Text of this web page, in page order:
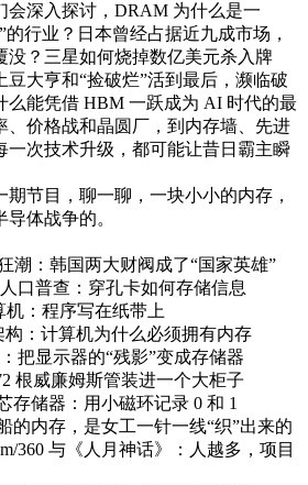
会深入探讨，DRAM 为什么是一
的行业？日本曾经占据近九成市场，
没？三星如何烧掉数亿美元杀入牌
豆大亨和“捡破烂”活到最后，濒临破
么能凭借 HBM 一跃成为 AI 时代的最
、价格战和晶圆厂，到内存墙、先进
一次技术升级，都可能让昔日霸主瞬
期节目，聊一聊，一块小小的内存，
体战争的。
潮：韩国两大财阀成了“国家英雄”
口普查：穿孔卡如何存储信息
机：程序写在纸带上
构：计算机为什么必须拥有内存
把显示器的“残影”变成存储器
根威廉姆斯管装进一个大柜子
存储器：用小磁环记录 0 和 1
的内存，是女工一针一线“织”出来的
360 与《人月神话》：人越多，项目